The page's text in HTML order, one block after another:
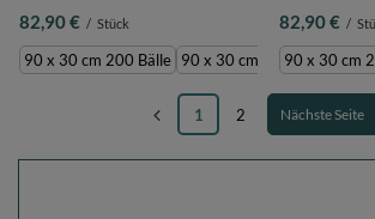
Abnehmbarer Bezug, Braun:
Pastellbeige/Braun/Weiß, 90 x 30 cm
200 Bälle
82,90 € / Stück
90 x 30 cm 200 Bälle 90 x 30 cm 300 Bälle
Abnehmbarer
Pastellbeige/
200 Bälle
82,90 € /
90 x 30 cm
1 2 Nächste Seite